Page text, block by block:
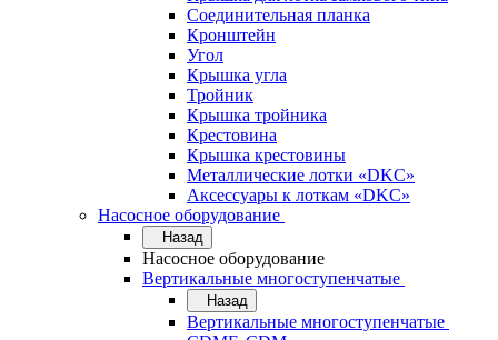
Соединительная планка
Кронштейн
Угол
Крышка угла
Тройник
Крышка тройника
Крестовина
Крышка крестовины
Металлические лотки «DKC»
Аксессуары к лоткам «DKC»
Насосное оборудование
Назад
Насосное оборудование
Вертикальные многоступенчатые
Назад
Вертикальные многоступенчатые